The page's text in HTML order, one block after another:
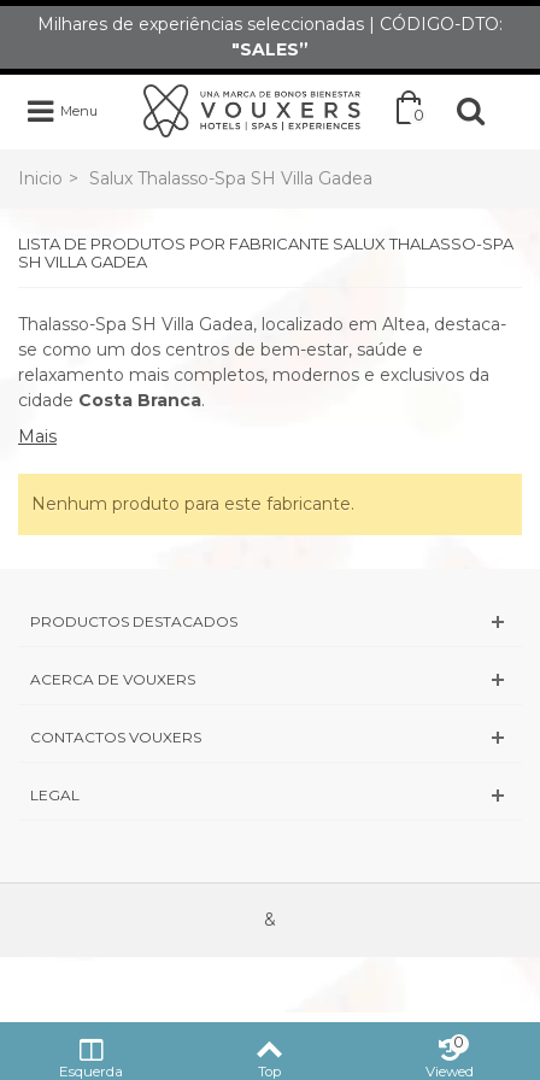
Milhares de experiências seleccionadas | CÓDIGO-DTO:
"SALES”
Menu 0
Inicio > Salux Thalasso-Spa SH Villa Gadea
LISTA DE PRODUTOS POR FABRICANTE SALUX THALASSO-SPA
SH VILLA GADEA
Thalasso-Spa SH Villa Gadea, localizado em Altea, destaca-
se como um dos centros de bem-estar, saúde e
relaxamento mais completos, modernos e exclusivos da
cidade Costa Branca.
Mais
Nenhum produto para este fabricante.
PRODUCTOS DESTACADOS
ACERCA DE VOUXERS
CONTACTOS VOUXERS
LEGAL
&
Esquerda Top Viewed
0